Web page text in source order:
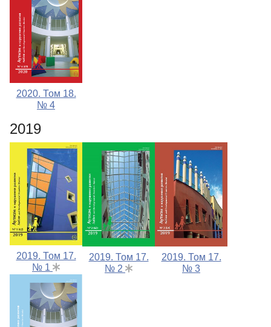
2020. Том 18.
№ 4
2019
2019. Том 17.
№ 1
2019. Том 17.
№ 2
2019. Том 17.
№ 3